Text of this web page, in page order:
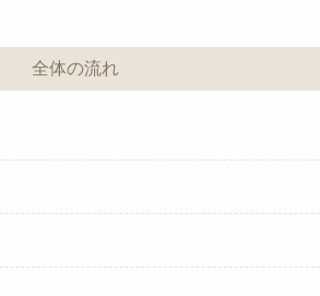
全体の流れ